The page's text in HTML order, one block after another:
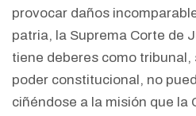
provocar daños
patria, la Suprema Corte de
tiene deberes como
poder constitucional, no
ciñéndose a la misión que la